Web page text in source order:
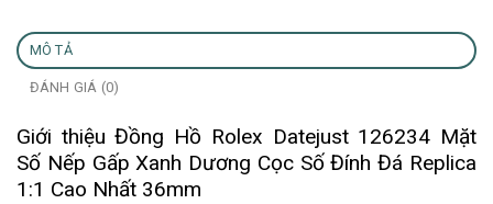
MÔ TẢ
ĐÁNH GIÁ (0)
Giới thiệu Đồng Hồ Rolex Datejust 126234 Mặt
Số Nếp Gấp Xanh Dương Cọc Số Đính Đá Replica
1:1 Cao Nhất 36mm